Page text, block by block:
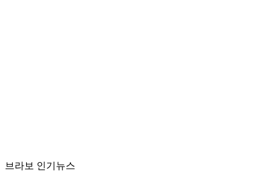
브라보 인기뉴스